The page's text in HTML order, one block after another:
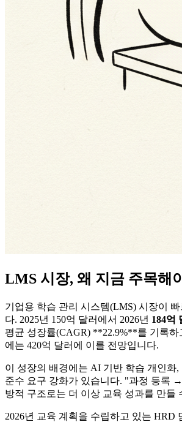
LMS 시장, 왜 지금 주목해
기업용 학습 관리 시스템(LMS) 시장이 빠
다. 2025년 150억 달러에서 2026년 184억
평균 성장률(CAGR) **22.9%**를 기록하
에는 420억 달러에 이를 전망입니다.
이 성장의 배경에는 AI 기반 학습 개인화,
준수 요구 강화가 있습니다. "과정 등록
방적 구조로는 더 이상 교육 성과를 만들
2026년 교육 계획을 수립하고 있는 HRD